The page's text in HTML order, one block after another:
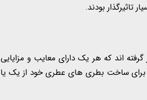
بودند.
اند که هر یک دارای معایب و مزایایی
برای ساخت بطری های عطری خود از یک یا